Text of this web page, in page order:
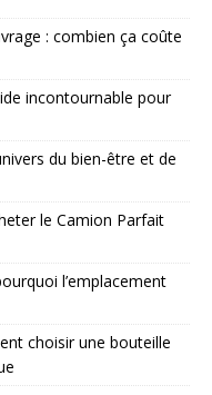
: combien ça coûte
incontournable pour
du bien-être et de
le Camion Parfait
l’emplacement
choisir une bouteille